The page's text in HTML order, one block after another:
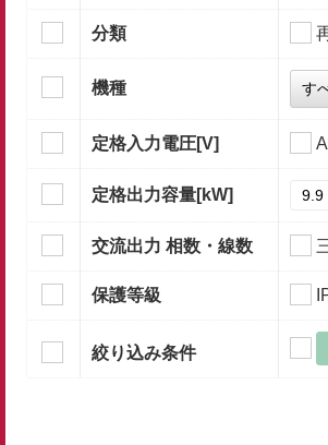
分類
機種
定格入力電圧[V]
定格出力容量[kW]
交流出力 相数・線数
保護等級
絞り込み条件